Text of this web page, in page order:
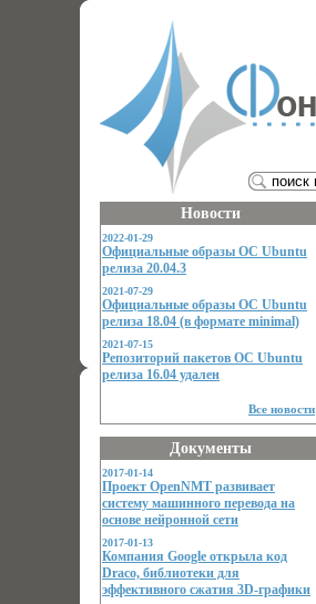
Новости
2022-01-29
Официальные образы ОС Ubuntu
релиза 20.04.3
2021-07-29
Официальные образы ОС Ubuntu
релиза 18.04 (в формате minimal)
2021-07-15
Репозиторий пакетов ОС Ubuntu
релиза 16.04 удален
Все новости
Документы
2017-01-14
Проект OpenNMT развивает
систему машинного перевода на
основе нейронной сети
2017-01-13
Компания Google открыла код
Draco, библиотеки для
эффективного сжатия 3D-графики